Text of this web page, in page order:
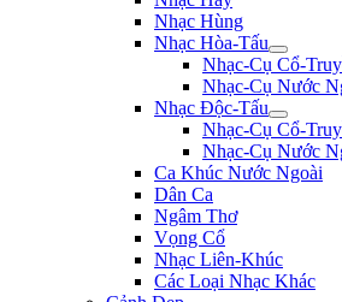
Nhạc Hùng
Nhạc Hòa-Tấu
Nhạc-Cụ Cổ-
Nhạc-Cụ Nước
Nhạc Độc-Tấu
Nhạc-Cụ Cổ-
Nhạc-Cụ Nước
Ca Khúc Nước Ngoài
Dân Ca
Ngâm Thơ
Vọng Cổ
Nhạc Liên-Khúc
Các Loại Nhạc Khác